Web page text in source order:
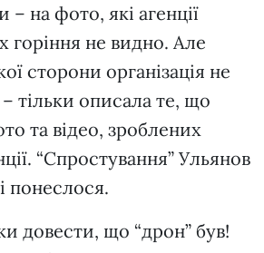
на фото, які агенції
горіння не видно. Але
сторони організація не
тільки описала те, що
та відео, зроблених
“Спростування” Ульянов
понеслося.
довести, що “дрон” був!